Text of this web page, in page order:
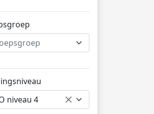
niveau 4